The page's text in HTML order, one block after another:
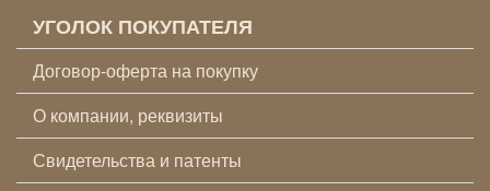
УГОЛОК ПОКУПАТЕЛЯ
Договор-оферта на покупку
О компании, реквизиты
Свидетельства и патенты